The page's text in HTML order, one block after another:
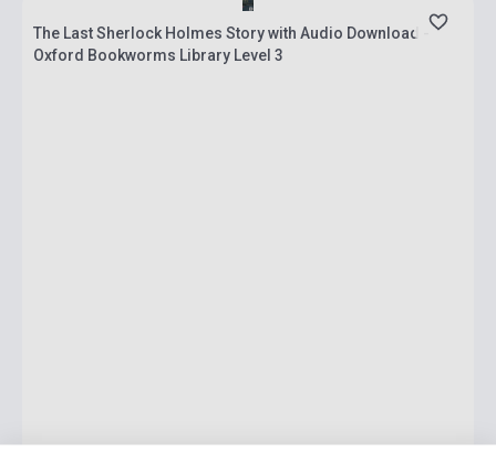
The Last Sherlock Holmes Story with Audio Download -
Oxford Bookworms Library Level 3